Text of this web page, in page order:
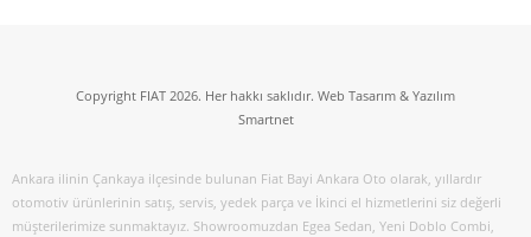
Copyright FIAT 2026. Her hakkı saklıdır. Web Tasarım & Yazılım
Smartnet
Ankara ilinin Çankaya ilçesinde bulunan Fiat Bayi Ankara Oto olarak, yıllardır
otomotiv ürünlerinin satış, servis, yedek parça ve İkinci el hizmetlerini siz değerli
müşterilerimize sunmaktayız. Showroomuzdan Egea Sedan, Yeni Doblo Combi,